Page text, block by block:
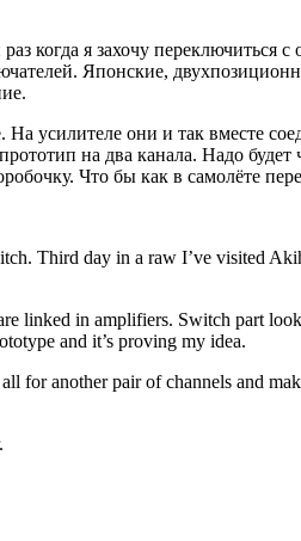
когда я захочу переключиться
Японские,
усилителе они и так вместе
на два канала. Надо
Что бы как в самолёте
Third day in a raw I’ve visited
linked in amplifiers. Switch part
and it’s proving my idea.
for another pair of channels and